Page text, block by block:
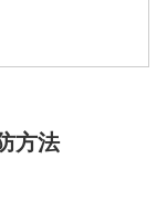
方法